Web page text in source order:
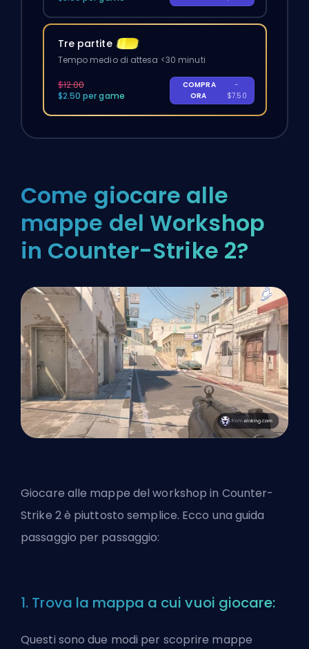
Tre partite
Tempo medio di attesa <30 minuti
$12.00
$2.50 per game
COMPRA
ORA
-
$7.50
Come giocare alle
mappe del Workshop
in Counter-Strike 2?
Giocare alle mappe del workshop in Counter-
Strike 2 è piuttosto semplice. Ecco una guida
passaggio per passaggio:
1. Trova la mappa a cui vuoi giocare:
Questi sono due modi per scoprire mappe